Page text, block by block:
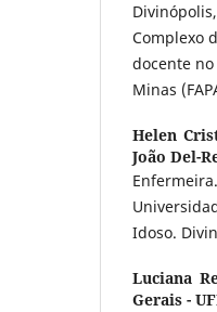
Complexo
docente
Minas
Helen
João Del-
Idoso.
Luciana
Gerais -